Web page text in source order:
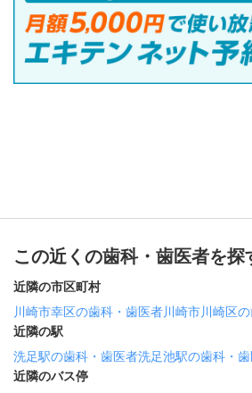
この近くの歯科・歯医者を探
近隣の市区町村
川崎市幸区の歯科・歯医者川崎市川崎区
近隣の駅
洗足駅の歯科・歯医者洗足池駅の歯科・
近隣のバス停